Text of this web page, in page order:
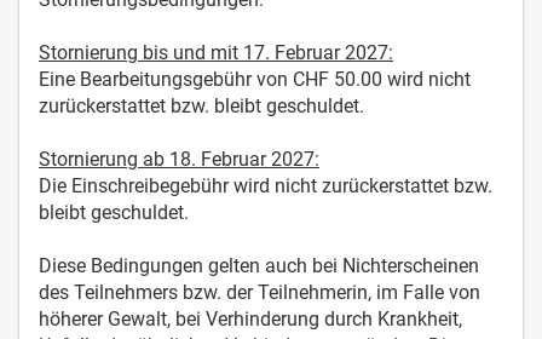
Stornierung bis und mit 17. Februar 2027:
Eine Bearbeitungsgebühr von CHF 50.00 wird nicht
zurückerstattet bzw. bleibt geschuldet.
Stornierung ab 18. Februar 2027:
Die Einschreibegebühr wird nicht zurückerstattet bzw.
bleibt geschuldet.
Diese Bedingungen gelten auch bei Nichterscheinen
des Teilnehmers bzw. der Teilnehmerin, im Falle von
höherer Gewalt, bei Verhinderung durch Krankheit,